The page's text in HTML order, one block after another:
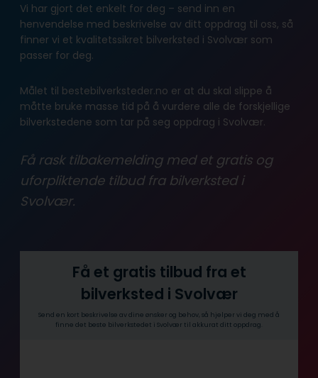
Vi har gjort det enkelt for deg – send inn en
henvendelse med beskrivelse av ditt oppdrag til oss, så
finner vi et kvalitetssikret bilverksted i Svolvær som
passer for deg.
Målet til bestebilverksteder.no er at du skal slippe å
måtte bruke masse tid på å vurdere alle de forskjellige
bilverkstedene som tar på seg oppdrag i Svolvær.
Få rask tilbakemelding med et gratis og
uforpliktende tilbud fra bilverksted i
Svolvær.
Få et gratis tilbud fra et
bilverksted i Svolvær
Send en kort beskrivelse av dine ønsker og behov, så hjelper vi deg med å
finne det beste bilverkstedet i Svolvær til akkurat ditt oppdrag.